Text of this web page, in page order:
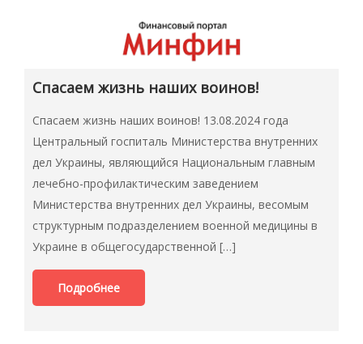
Спасаем жизнь наших воинов!
Спасаем жизнь наших воинов! 13.08.2024 года
Центральный госпиталь Министерства внутренних
дел Украины, являющийся Национальным главным
лечебно-профилактическим заведением
Министерства внутренних дел Украины, весомым
структурным подразделением военной медицины в
Украине в общегосударственной […]
Подробнее